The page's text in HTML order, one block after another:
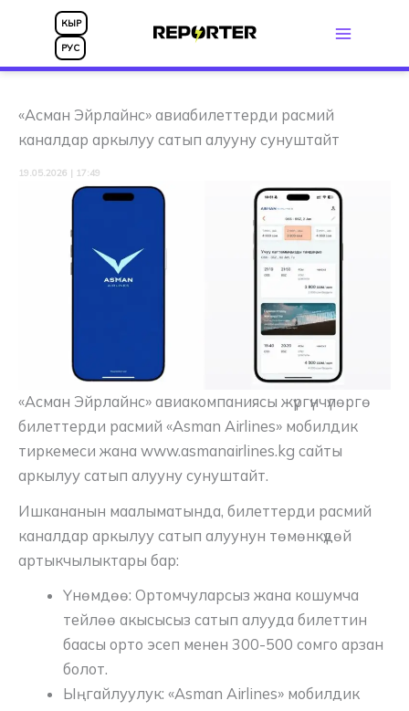
КЫР
РУС
«Асман Эйрлайнс» авиабилеттерди расмий
каналдар аркылуу сатып алууну сунуштайт
19.05.2026 | 17:49
«Асман Эйрлайнс» авиакомпаниясы жүргүнчүлөргө
билеттерди расмий «Asman Airlines» мобилдик
тиркемеси жана www.asmanairlines.kg сайты
аркылуу сатып алууну сунуштайт.
Ишкананын маалыматында, билеттерди расмий
каналдар аркылуу сатып алуунун төмөнкүдөй
артыкчылыктары бар:
Үнөмдөө: Ортомчуларсыз жана кошумча
тейлөө акысысыз сатып алууда билеттин
баасы орто эсеп менен 300-500 сомго арзан
болот.
Ыңгайлуулук: «Asman Airlines» мобилдик